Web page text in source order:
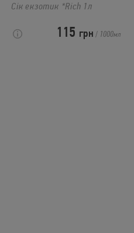
Сік екзотик *Rich 1л
115 грн / 1000мл